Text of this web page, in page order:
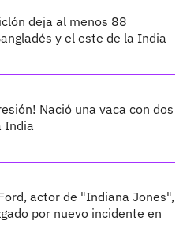
deja al menos 88
y el este de la India
Nació una vaca con dos
India
actor de "Indiana Jones",
por nuevo incidente en